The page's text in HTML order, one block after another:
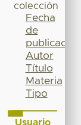
colección
Fecha
de
publicación
Autor
Título
Materia
Tipo
Usuario